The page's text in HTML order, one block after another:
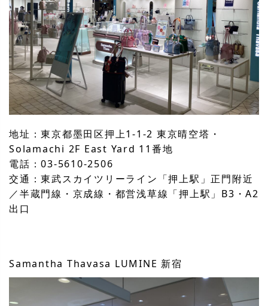
地址：東京都墨田区押上1-1-2 東京晴空塔・
Solamachi 2F East Yard 11番地
電話：03-5610-2506
交通：東武スカイツリーライン「押上駅」正門附近
／半蔵門線・京成線・都営浅草線「押上駅」B3・A2
出口
Samantha Thavasa LUMINE 新宿